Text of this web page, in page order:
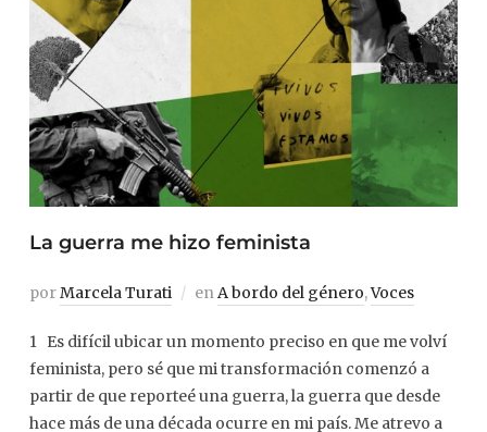
La guerra me hizo feminista
porMarcela Turati enA bordo del género,Voces
1 Es difícil ubicar un momento preciso en que me volví
feminista, pero sé que mi transformación comenzó a
partir de que reporteé una guerra, la guerra que desde
hace más de una década ocurre en mi país. Me atrevo a